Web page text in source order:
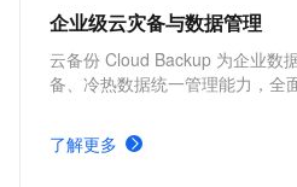
企业级云灾备与数据管理
云备份 Cloud Backup 为企业数
备、冷热数据统一管理能力，全
障、运维事故、勒索病毒等造成
响。
了解更多